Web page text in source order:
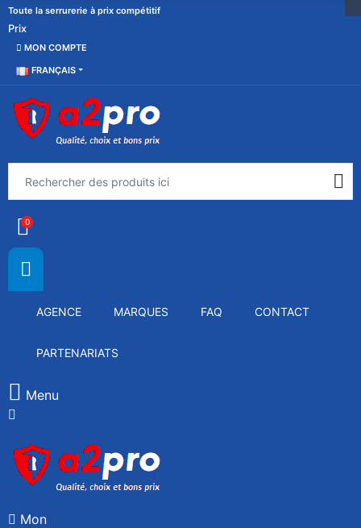
Toute la serrurerie à prix compétitif
Prix
MON COMPTE
FRANÇAIS
0
AGENCE MARQUES FAQ CONTACT
PARTENARIATS
Menu
Mon